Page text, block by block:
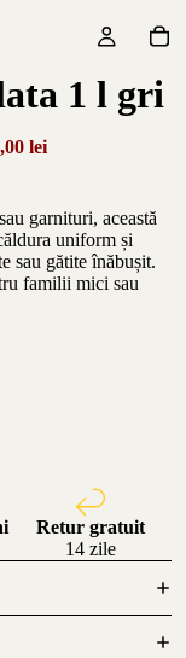
1 l gri
lei
garnituri, această
uniform și
sau gătite înăbușit.
familii mici sau
Retur gratuit
14 zile